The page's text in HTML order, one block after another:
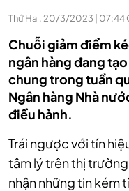
Thứ Hai, 20/3/2023 | 07:44
Chuỗi giảm điểm
ngân hàng đang
chung trong tuần
Ngân hàng Nhà
điều hành.
Trái ngược với tín
tâm lý trên thị
nhận những tin kém